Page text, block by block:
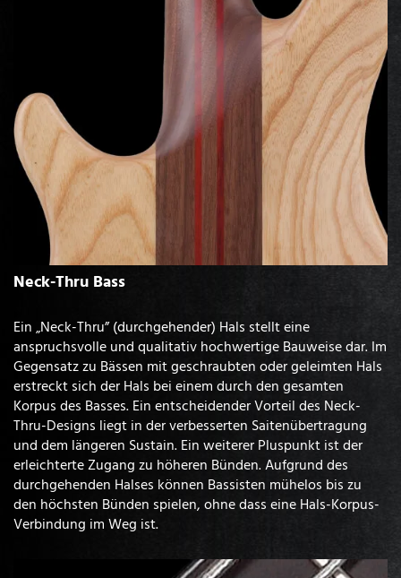
Neck-Thru Bass
Ein „Neck-Thru” (durchgehender) Hals stellt eine
anspruchsvolle und qualitativ hochwertige Bauweise dar. Im
Gegensatz zu Bässen mit geschraubten oder geleimten Hals
erstreckt sich der Hals bei einem durch den gesamten
Korpus des Basses. Ein entscheidender Vorteil des Neck-
Thru-Designs liegt in der verbesserten Saitenübertragung
und dem längeren Sustain. Ein weiterer Pluspunkt ist der
erleichterte Zugang zu höheren Bünden. Aufgrund des
durchgehenden Halses können Bassisten mühelos bis zu
den höchsten Bünden spielen, ohne dass eine Hals-Korpus-
Verbindung im Weg ist.